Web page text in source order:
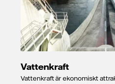
Vattenkraft
Vattenkraft är ekonomiskt